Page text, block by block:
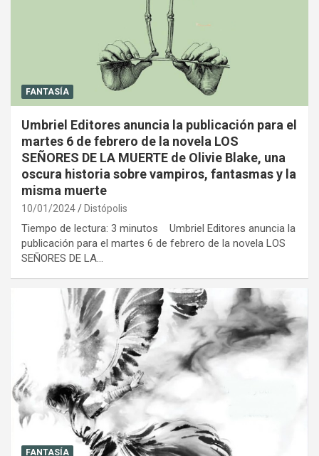
FANTASÍA
Umbriel Editores anuncia la publicación para el
martes 6 de febrero de la novela LOS
SEÑORES DE LA MUERTE de Olivie Blake, una
oscura historia sobre vampiros, fantasmas y la
misma muerte
10/01/2024 Distópolis
Tiempo de lectura: 3 minutos Umbriel Editores anuncia la
publicación para el martes 6 de febrero de la novela LOS
SEÑORES DE LA…
FANTASÍA